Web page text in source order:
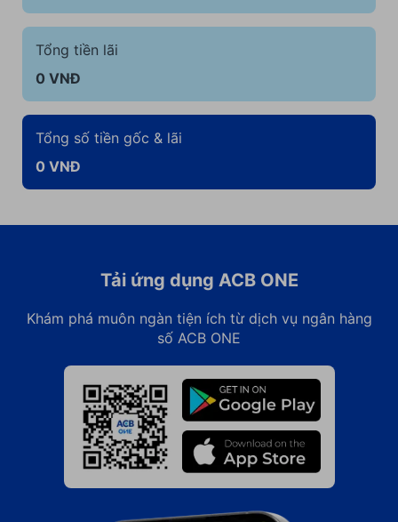
Tổng tiền lãi
0 VNĐ
Tổng số tiền gốc & lãi
0 VNĐ
Tải ứng dụng ACB ONE
Khám phá muôn ngàn tiện ích từ dịch vụ ngân hàng
số ACB ONE